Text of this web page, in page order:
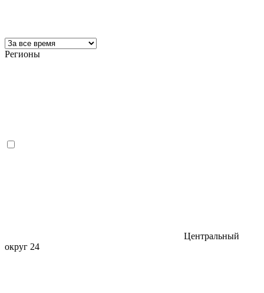
Регионы
Центральный
округ 24